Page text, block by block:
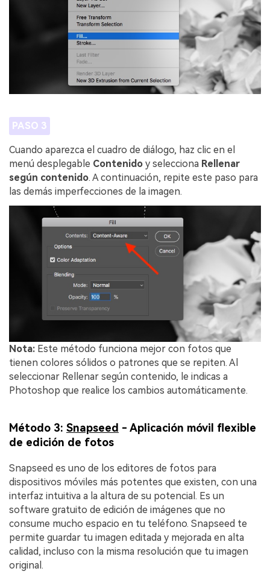
PASO 3
Cuando aparezca el cuadro de diálogo, haz clic en el
menú desplegable Contenido y selecciona Rellenar
según contenido. A continuación, repite este paso para
las demás imperfecciones de la imagen.
Nota: Este método funciona mejor con fotos que
tienen colores sólidos o patrones que se repiten. Al
seleccionar Rellenar según contenido, le indicas a
Photoshop que realice los cambios automáticamente.
Método 3: Snapseed - Aplicación móvil flexible
de edición de fotos
Snapseed es uno de los editores de fotos para
dispositivos móviles más potentes que existen, con una
interfaz intuitiva a la altura de su potencial. Es un
software gratuito de edición de imágenes que no
consume mucho espacio en tu teléfono. Snapseed te
permite guardar tu imagen editada y mejorada en alta
calidad, incluso con la misma resolución que tu imagen
original.